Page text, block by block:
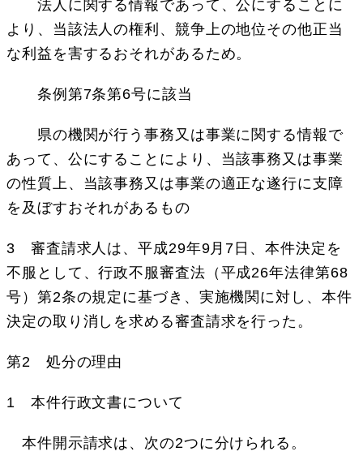
法人に関する情報であって、公にすることに
より、当該法人の権利、競争上の地位その他正当
な利益を害するおそれがあるため。
条例第7条第6号に該当
県の機関が行う事務又は事業に関する情報で
あって、公にすることにより、当該事務又は事業
の性質上、当該事務又は事業の適正な遂行に支障
を及ぼすおそれがあるもの
3 審査請求人は、平成29年9月7日、本件決定を
不服として、行政不服審査法（平成26年法律第68
号）第2条の規定に基づき、実施機関に対し、本件
決定の取り消しを求める審査請求を行った。
第2 処分の理由
1 本件行政文書について
本件開示請求は、次の2つに分けられる。